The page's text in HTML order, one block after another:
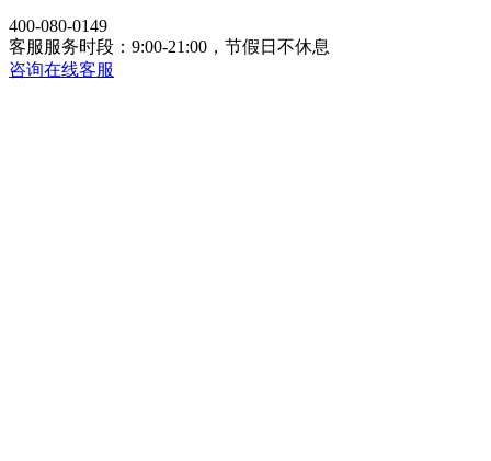
400-080-0149
客服服务时段：9:00-21:00，节假日不休息
咨询在线客服